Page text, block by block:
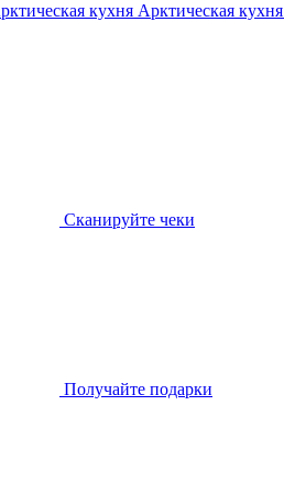
Арктическая кухня
Сканируйте чеки
Получайте подарки